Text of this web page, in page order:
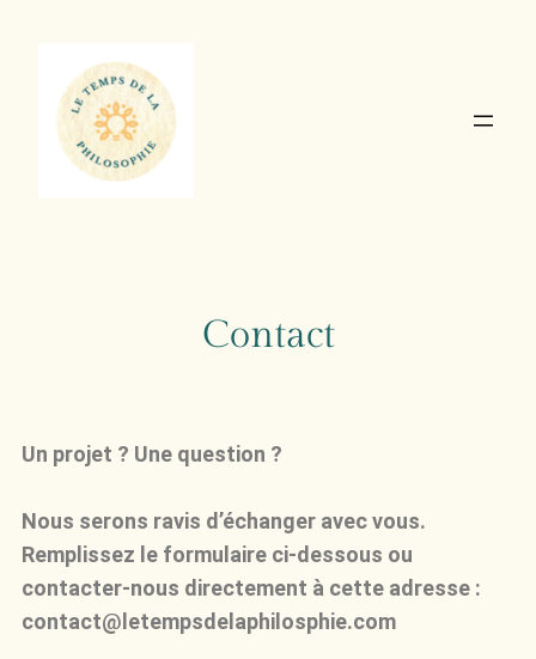
Contact
Un projet ? Une question ?
Nous serons ravis d’échanger avec vous.
Remplissez le formulaire ci-dessous ou
contacter-nous directement à cette adresse :
contact@letempsdelaphilosphie.com